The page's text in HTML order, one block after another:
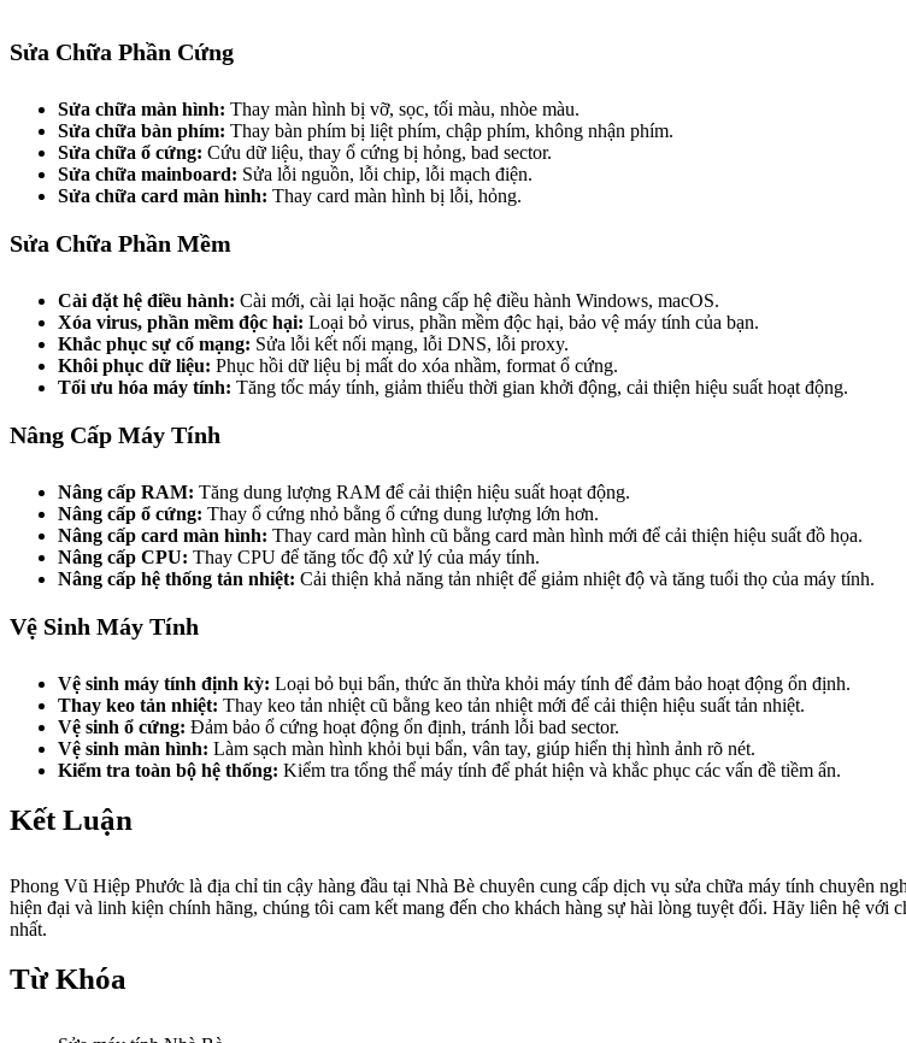
Sửa Chữa Phần Cứng
Sửa chữa màn hình: Thay màn hình bị vỡ, sọc, tối màu, nhòe màu.
Sửa chữa bàn phím: Thay bàn phím bị liệt phím, chập phím, không nhận phím.
Sửa chữa ổ cứng: Cứu dữ liệu, thay ổ cứng bị hỏng, bad sector.
Sửa chữa mainboard: Sửa lỗi nguồn, lỗi chip, lỗi mạch điện.
Sửa chữa card màn hình: Thay card màn hình bị lỗi, hỏng.
Sửa Chữa Phần Mềm
Cài đặt hệ điều hành: Cài mới, cài lại hoặc nâng cấp hệ điều hành Windows, macOS.
Xóa virus, phần mềm độc hại: Loại bỏ virus, phần mềm độc hại, bảo vệ máy tính của bạn.
Khắc phục sự cố mạng: Sửa lỗi kết nối mạng, lỗi DNS, lỗi proxy.
Khôi phục dữ liệu: Phục hồi dữ liệu bị mất do xóa nhầm, format ổ cứng.
Tối ưu hóa máy tính: Tăng tốc máy tính, giảm thiểu thời gian khởi động, cải thiện hiệu suất hoạt động.
Nâng Cấp Máy Tính
Nâng cấp RAM: Tăng dung lượng RAM để cải thiện hiệu suất hoạt động.
Nâng cấp ổ cứng: Thay ổ cứng nhỏ bằng ổ cứng dung lượng lớn hơn.
Nâng cấp card màn hình: Thay card màn hình cũ bằng card màn hình mới để cải thiện hiệu suất đồ họa.
Nâng cấp CPU: Thay CPU để tăng tốc độ xử lý của máy tính.
Nâng cấp hệ thống tản nhiệt: Cải thiện khả năng tản nhiệt để giảm nhiệt độ và tăng tuổi thọ của máy tính.
Vệ Sinh Máy Tính
Vệ sinh máy tính định kỳ: Loại bỏ bụi bẩn, thức ăn thừa khỏi máy tính để đảm bảo hoạt động ổn định.
Thay keo tản nhiệt: Thay keo tản nhiệt cũ bằng keo tản nhiệt mới để cải thiện hiệu suất tản nhiệt.
Vệ sinh ổ cứng: Đảm bảo ổ cứng hoạt động ổn định, tránh lỗi bad sector.
Vệ sinh màn hình: Làm sạch màn hình khỏi bụi bẩn, vân tay, giúp hiển thị hình ảnh rõ nét.
Kiểm tra toàn bộ hệ thống: Kiểm tra tổng thể máy tính để phát hiện và khắc phục các vấn đề tiềm ẩn.
Kết Luận
Phong Vũ Hiệp Phước là địa chỉ tin cậy hàng đầu tại Nhà Bè chuyên cung cấp dịch vụ sửa chữa máy tính chuyên
hiện đại và linh kiện chính hãng, chúng tôi cam kết mang đến cho khách hàng sự hài lòng tuyệt đối. Hãy liên hệ
nhất.
Từ Khóa